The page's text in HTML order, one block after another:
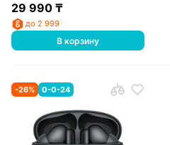
29 990₸
до 2 999
В корзину
-26% 0-0-24